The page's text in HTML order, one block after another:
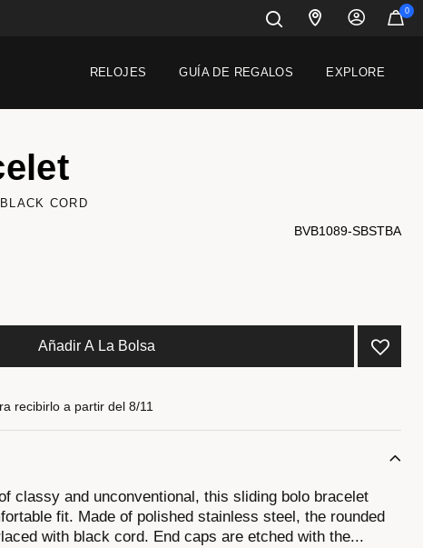
RELOJES GUÍA DE REGALOS EXPLORE
0
CORD
BVB1089-SBSTBA
Añadir A La Bolsa
recibirlo a partir del 8/11
classy and unconventional, this sliding bolo bracelet
fit. Made of polished stainless steel, the rounded
with black cord. End caps are etched with the...